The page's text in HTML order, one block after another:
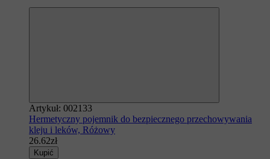
Artykuł: 002133
Hermetyczny pojemnik do bezpiecznego przechowywania
kleju i leków, Różowy
26.62zł
Kupić